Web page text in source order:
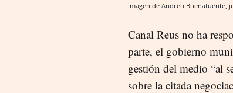
Imagen de Andreu Buenafuente,
Canal Reus no ha
parte, el gobierno
gestión del medio “al
sobre la citada